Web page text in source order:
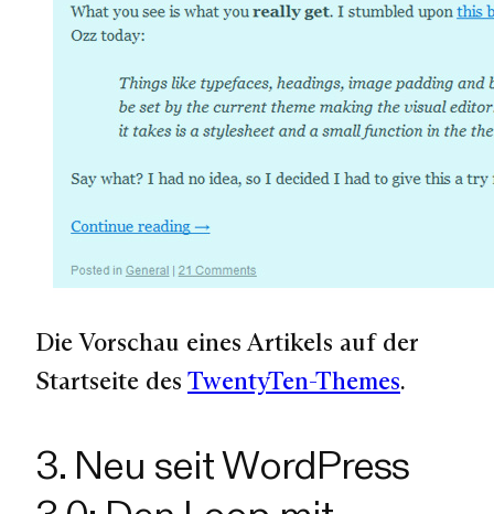
Die Vorschau eines Artikels auf der
Startseite des TwentyTen-Themes.
3. Neu seit WordPress